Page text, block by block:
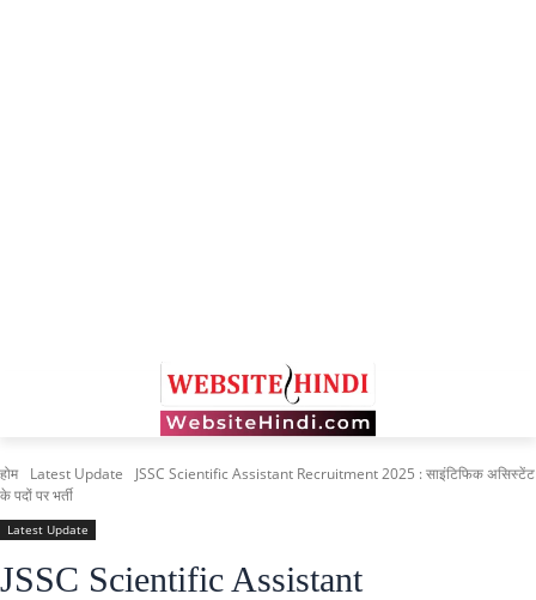
होम Latest Update
JSSC Scientific Assistant Recruitment 2025 : साइंटिफिक असिस्टेंट
के पदों पर भर्ती
Latest Update
JSSC Scientific Assistant